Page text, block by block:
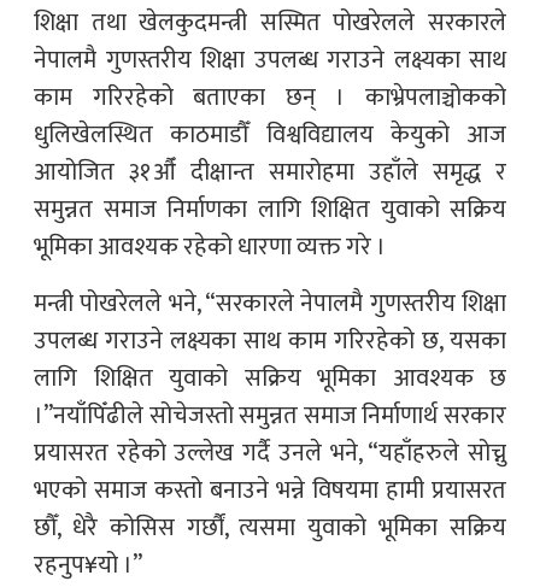
शिक्षा तथा खेलकुदमन्त्री सस्मित पोखरेलले सरकारले
नेपालमै गुणस्तरीय शिक्षा उपलब्ध गराउने लक्ष्यका साथ
काम गरिरहेको बताएका छन् । काभ्रेपलाञ्चोकको
धुलिखेलस्थित काठमाडौँ विश्वविद्यालय केयुको आज
आयोजित ३१औँ दीक्षान्त समारोहमा उहाँले समृद्ध र
समुन्नत समाज निर्माणका लागि शिक्षित युवाको सक्रिय
भूमिका आवश्यक रहेको धारणा व्यक्त गरे ।
मन्त्री पोखरेलले भने, “सरकारले नेपालमै गुणस्तरीय शिक्षा
उपलब्ध गराउने लक्ष्यका साथ काम गरिरहेको छ, यसका
लागि शिक्षित युवाको सक्रिय भूमिका आवश्यक छ
।”नयाँपिँढीले सोचेजस्तो समुन्नत समाज निर्माणार्थ सरकार
प्रयासरत रहेको उल्लेख गर्दै उनले भने, “यहाँहरुले सोच्नु
भएको समाज कस्तो बनाउने भन्ने विषयमा हामी प्रयासरत
छौँ, धेरै कोसिस गर्छौं, त्यसमा युवाको भूमिका सक्रिय
रहनुप¥यो ।”